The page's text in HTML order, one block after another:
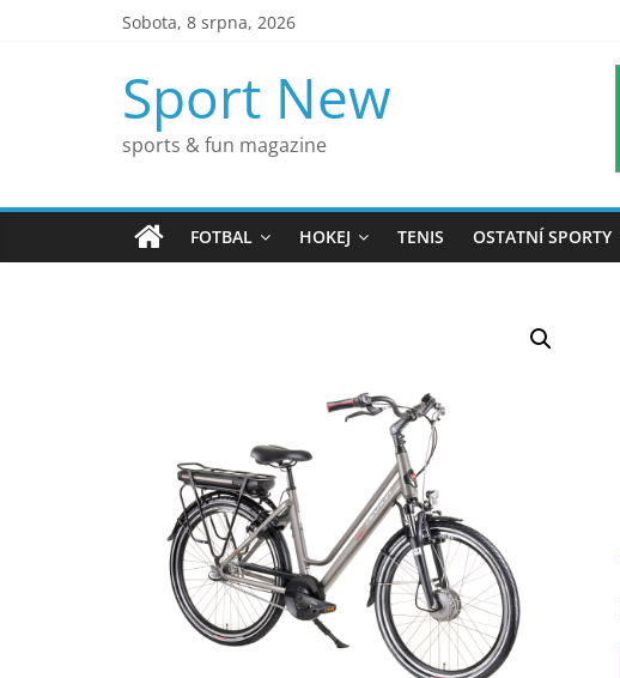
Sobota, 8 srpna, 2026
Sport New
sports & fun magazine
FOTBAL HOKEJ TENIS OSTATNÍ SPORTY